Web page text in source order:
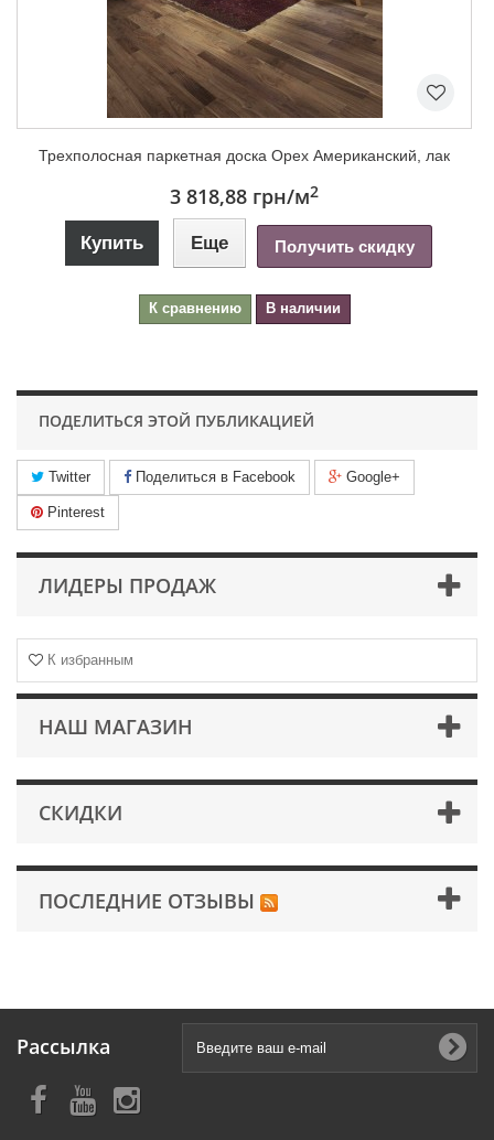
ЛИДЕРЫ ПРОДАЖ
К избранным
НАШ МАГАЗИН
СКИДКИ
ПОСЛЕДНИЕ ОТЗЫВЫ
Трехполосная паркетная доска Орех Американский, лак
3 818,88 грн/м2
Купить Еще Получить скидку
К сравнению В наличии
ПОДЕЛИТЬСЯ ЭТОЙ ПУБЛИКАЦИЕЙ
Twitter Поделиться в Facebook Google+
Pinterest
Рассылка